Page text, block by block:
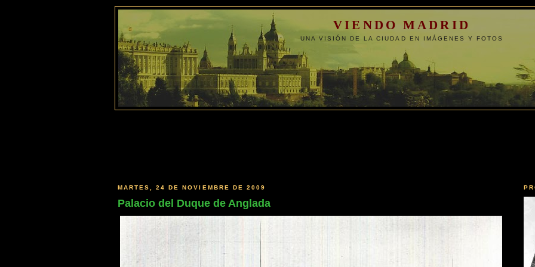
VIENDO MADRID
UNA VISIÓN DE LA CIUDAD EN IMÁGENES Y FOTOS
MARTES, 24 DE NOVIEMBRE DE 2009
Palacio del Duque de Anglada